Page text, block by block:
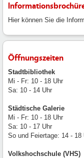
Hier können Sie die
Öffnungszeiten
Stadtbibliothek
Mi - Fr: 10 - 18 Uhr
Sa: 10 - 14 Uhr
Städtische Galerie
Mi - Fr: 10 - 18 Uhr
Sa: 10 - 17 Uhr
So und Feiertage: 14 - 18
Volkshochschule (VHS)